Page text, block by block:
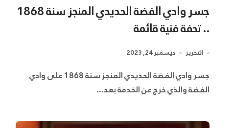
جسر وادي الفضة الحديدي المنجز سنة 1868
.. تحفة فنية قائمة
التحرير ديسمبر 24, 2023
جسر وادي الفضة الحديدي المنجز سنة 1868 على وادي
الفضة والذي خرج عن الخدمة بعد...